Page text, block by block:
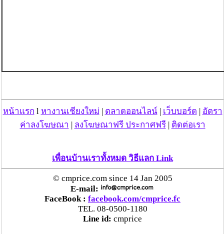
หน้าแรก l หางานเชียงใหม่ | ตลาดออนไลน์| เว็บบอร์ด | อัตรา
ค่าลงโฆษณา | ลงโฆษณาฟรี ประกาศฟรี| ติดต่อเรา
เพื่อนบ้านเราทั้งหมด วิธีแลก Link
© cmprice.com since 14 Jan 2005
E-mail:
FaceBook : facebook.com/cmprice.fc
TEL. 08-0500-1180
Line id: cmprice